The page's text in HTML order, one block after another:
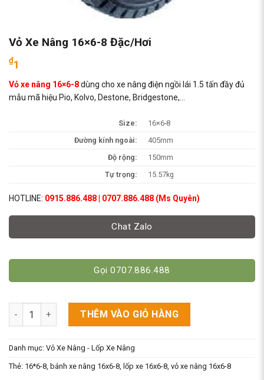
Vỏ Xe Nâng 16×6-8 Đặc/Hơi
₫1
Vỏ xe nâng 16×6-8dùng cho xe nâng điện ngồi lái 1.5 tấn đầy đủ
mẫu mã hiệu Pio, Kolvo, Destone, Bridgestone,…
Size:
16×6-8
Đường kính ngoài:
405mm
Độ rộng:
150mm
Tự trọng:
15.57kg
HOTLINE: 0915.886.488 | 0707.886.488 (Ms Quyên)
Chat Zalo
Gọi 0707.886.488
Vỏ Xe Nâng 16x6-8 Đặc/Hơi số lượng
THÊM VÀO GIỎ HÀNG
Danh mục: Vỏ Xe Nâng - Lốp Xe Nâng
Thẻ: 16*6-8, bánh xe nâng 16x6-8, lốp xe 16x6-8, vỏ xe nâng 16x6-8